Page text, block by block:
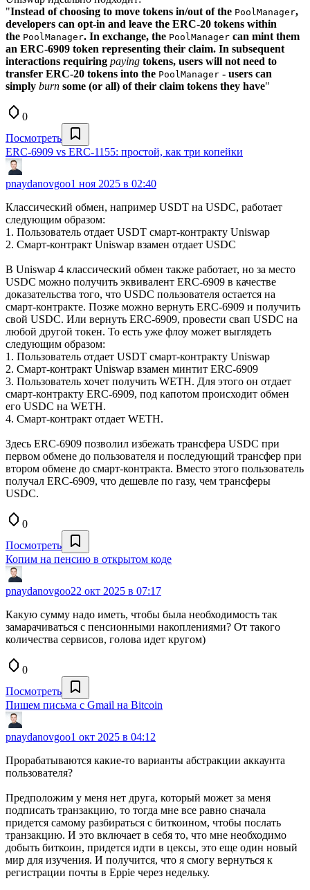
"Instead of choosing to move tokens in/out of the PoolManager,
developers can opt-in and leave the ERC-20 tokens within
the PoolManager. In exchange, the PoolManager can mint them
an ERC-6909 token representing their claim. In subsequent
interactions requiring paying tokens, users will not need to
transfer ERC-20 tokens into the PoolManager - users can
simply burn some (or all) of their claim tokens they have"
0
Посмотреть
ERC-6909 vs ERC-1155: простой, как три копейки
pnaydanovgoo1 ноя 2025 в 02:40
Классический обмен, например USDT на USDC, работает
следующим образом:
1. Пользователь отдает USDT смарт-контракту Uniswap
2. Смарт-контракт Uniswap взамен отдает USDC
В Uniswap 4 классический обмен также работает, но за место
USDC можно получить эквивалент ERC-6909 в качестве
доказательства того, что USDC пользователя остается на
смарт-контракте. Позже можно вернуть ERC-6909 и получить
свой USDC. Или вернуть ERC-6909, провести свап USDC на
любой другой токен. То есть уже флоу может выглядеть
следующим образом:
1. Пользователь отдает USDT смарт-контракту Uniswap
2. Смарт-контракт Uniswap взамен минтит ERC-6909
3. Пользователь хочет получить WETH. Для этого он отдает
смарт-контракту ERC-6909, под капотом происходит обмен
его USDC на WETH.
4. Смарт-контракт отдает WETH.
Здесь ERC-6909 позволил избежать трансфера USDC при
первом обмене до пользователя и последующий трансфер при
втором обмене до смарт-контракта. Вместо этого пользователь
получал ERC-6909, что дешевле по газу, чем трансферы
USDC.
0
Посмотреть
Копим на пенсию в открытом коде
pnaydanovgoo22 окт 2025 в 07:17
Какую сумму надо иметь, чтобы была необходимость так
замарачиваться с пенсионными накоплениями? От такого
количества сервисов, голова идет кругом)
0
Посмотреть
Пишем письма с Gmail на Bitcoin
pnaydanovgoo1 окт 2025 в 04:12
Прорабатываются какие-то варианты абстракции аккаунта
пользователя?
Предположим у меня нет друга, который может за меня
подписать транзакцию, то тогда мне все равно сначала
придется самому разбираться с биткоином, чтобы послать
транзакцию. И это включает в себя то, что мне необходимо
добыть биткоин, придется идти в цексы, это еще один новый
мир для изучения. И получится, что я смогу вернуться к
регистрации почты в Eppie через недельку.